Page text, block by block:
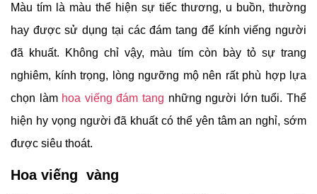
Màu tím là màu thể hiện sự tiếc thương, u buồn, thường
hay được sử dụng tại các đám tang để kính viếng người
đã khuất. Không chỉ vậy, màu tím còn bày tỏ sự trang
nghiêm, kính trọng, lòng ngưỡng mộ nên rất phù hợp lựa
chọn làm hoa viếng đám tang những người lớn tuổi. Thể
hiện hy vọng người đã khuất có thể yên tâm an nghỉ, sớm
được siêu thoát.
Hoa viếng vàng